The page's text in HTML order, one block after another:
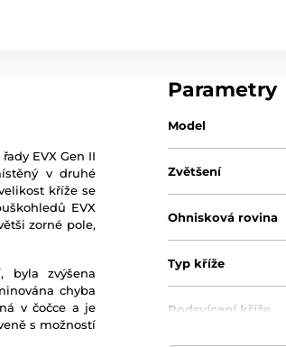
EVX Gen II
v druhé
kříže se
EVX
zorné pole,
byla zvýšena
chyba
v čočce a je
s možností
Parametry
Model
Zvětšení
Ohnisková rovina
Typ kříže
Podsvícení kříže